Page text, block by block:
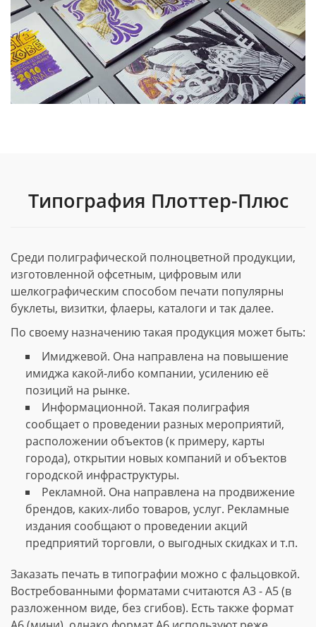
Типография Плоттер-Плюс
Среди полиграфической полноцветной продукции,
изготовленной офсетным, цифровым или
шелкографическим способом печати популярны
буклеты, визитки, флаеры, каталоги и так далее.
По своему назначению такая продукция может быть:
Имиджевой. Она направлена на повышение
имиджа какой-либо компании, усилению её
позиций на рынке.
Информационной. Такая полиграфия
сообщает о проведении разных мероприятий,
расположении объектов (к примеру, карты
города), открытии новых компаний и объектов
городской инфраструктуры.
Рекламной. Она направлена на продвижение
брендов, каких-либо товаров, услуг. Рекламные
издания сообщают о проведении акций
предприятий торговли, о выгодных скидках и т.п.
Заказать печать в типографии можно с фальцовкой.
Востребованными форматами считаются А3 - А5 (в
разложенном виде, без сгибов). Есть также формат